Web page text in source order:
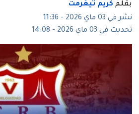
بقلم كريم تيغرمت
نشر في 03 ماي 2026 - 11:36
تحديث في 03 ماي 2026 - 14:08